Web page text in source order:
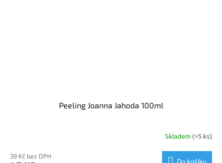
Peeling Joanna Jahoda 100ml
Skladem (>5 ks)
39 Kč bez DPH